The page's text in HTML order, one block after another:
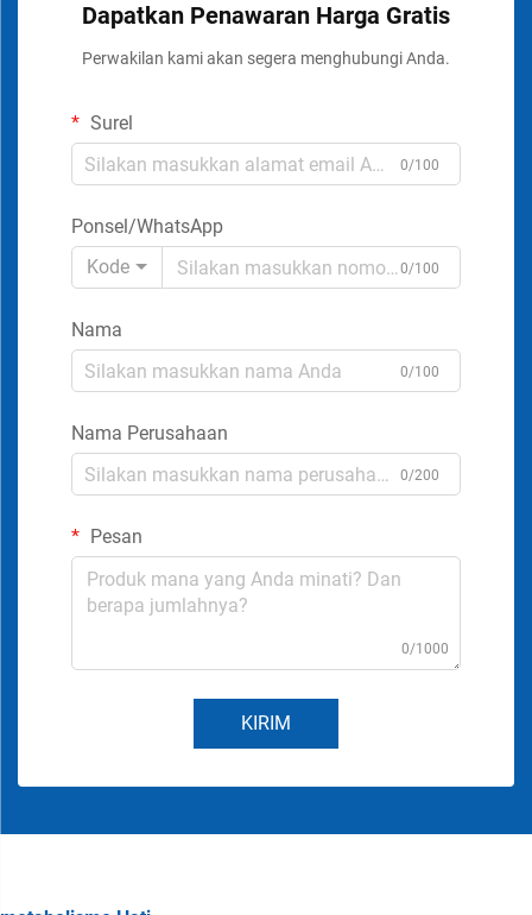
Dapatkan Penawaran Harga Gratis
Perwakilan kami akan segera menghubungi Anda.
Surel
0/100
Ponsel/WhatsApp
Kode
0/100
Nama
0/100
Nama Perusahaan
0/200
Pesan
0/1000
KIRIM